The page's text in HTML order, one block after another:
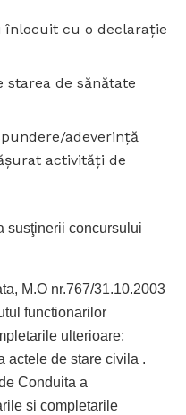
înlocuit cu o declaraţie
starea de sănătate
adeverinţă
activităţi de
susţinerii concursului
M.O nr.767/31.10.2003
functionarilor
ulterioare;
actele de stare civila .
Conduita a
si completarile